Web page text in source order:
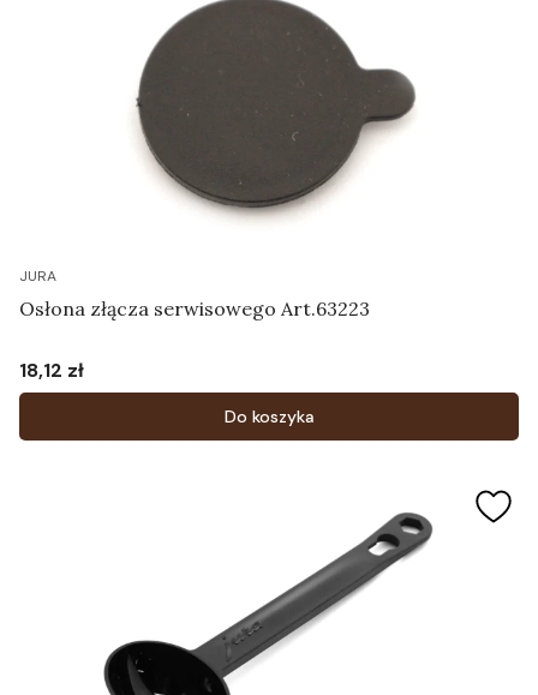
JURA
Osłona złącza serwisowego Art.63223
Cena
18,12 zł
Do koszyka